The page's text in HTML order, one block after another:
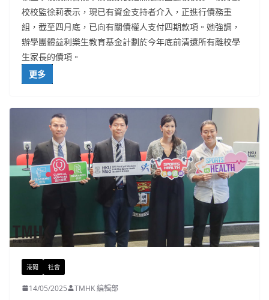
校校監徐莉表示，現已有資金支持者介入，正進行債務重
組，截至四月底，已向有關債權人支付四期款項。她強調，
辦學團體益利樂生教育基金計劃於今年底前清還所有離校學
生家長的債項。
更多
港聞 社會
14/05/2025 TMHK 編輯部